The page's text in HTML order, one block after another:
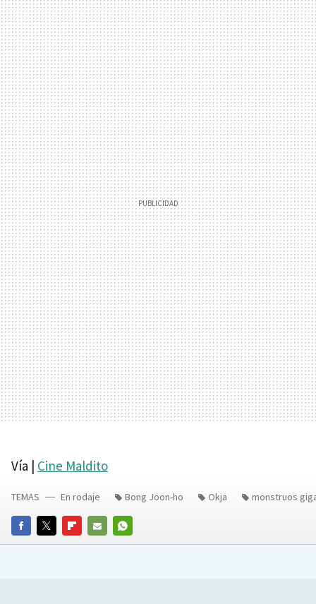
Vía | Cine Maldito
FACEBOOKTWITTERFLIPBOARD
E-
WHATSAPP
TEMAS En rodaje Bong Joon-ho Okja monstruos